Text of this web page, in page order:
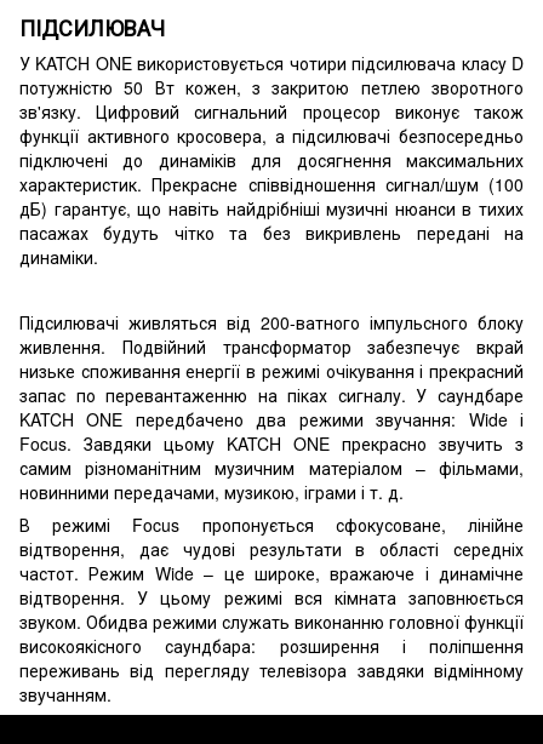
ПІДСИЛЮВАЧ
У KATCH ONE використовується чотири підсилювача класу D
потужністю 50 Вт кожен, з закритою петлею зворотного
зв'язку. Цифровий сигнальний процесор виконує також
функції активного кросовера, а підсилювачі безпосередньо
підключені до динаміків для досягнення максимальних
характеристик. Прекрасне співвідношення сигнал/шум (100
дБ) гарантує, що навіть найдрібніші музичні нюанси в тихих
пасажах будуть чітко та без викривлень передані на
динаміки.
Підсилювачі живляться від 200-ватного імпульсного блоку
живлення. Подвійний трансформатор забезпечує вкрай
низьке споживання енергії в режимі очікування і прекрасний
запас по перевантаженню на піках сигналу. У саундбаре
KATCH ONE передбачено два режими звучання: Wide і
Focus. Завдяки цьому KATCH ONE прекрасно звучить з
самим різноманітним музичним матеріалом – фільмами,
новинними передачами, музикою, іграми і т. д.
В режимі Focus пропонується сфокусоване, лінійне
відтворення, дає чудові результати в області середніх
частот. Режим Wide – це широке, вражаюче і динамічне
відтворення. У цьому режимі вся кімната заповнюється
звуком. Обидва режими служать виконанню головної функції
високоякісного саундбара: розширення і поліпшення
переживань від перегляду телевізора завдяки відмінному
звучанням.